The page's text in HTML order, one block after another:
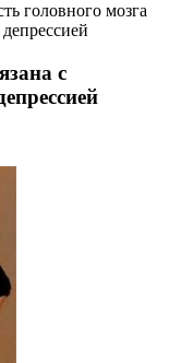
головного мозга
с